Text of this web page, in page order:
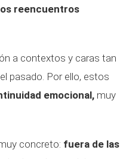
reencuentros
a contextos y caras tan
pasado. Por ello, estos
emocional, muy
concreto: fuera de las